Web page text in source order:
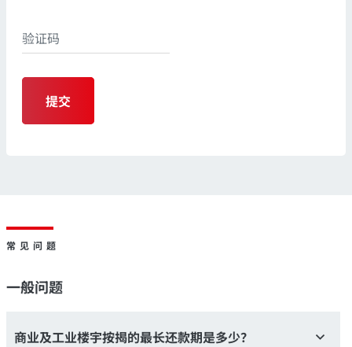
提交
常见问题
一般问题
商业及工业楼宇按揭的最长还款期是多少？